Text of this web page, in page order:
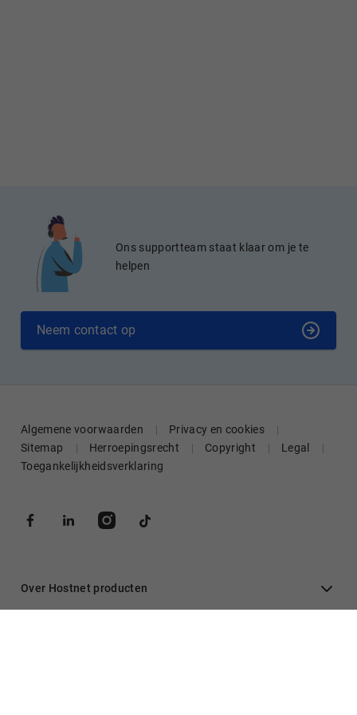
Ons supportteam staat klaar om je te
helpen
Neem contact op
Algemene voorwaarden
Privacy en cookies
Sitemap
Herroepingsrecht Copyright
Legal
Toegankelijkheidsverklaring
Over Hostnet producten